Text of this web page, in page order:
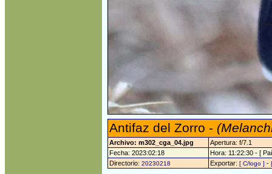
Antifaz del Zorro -
Archivo: m302_cga_04.jpg
Apertura: f/7.1
Fecha: 2023:02:18
Hora: 11:22:30 - [
Directorio: 20230218 Exportar: [ C/logo ] -